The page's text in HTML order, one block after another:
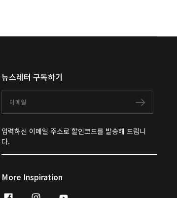
뉴스레터 구독하기
구독하
입력하신 이메일 주소로 할인코드를 발송해 드립니
다.
More Inspiration